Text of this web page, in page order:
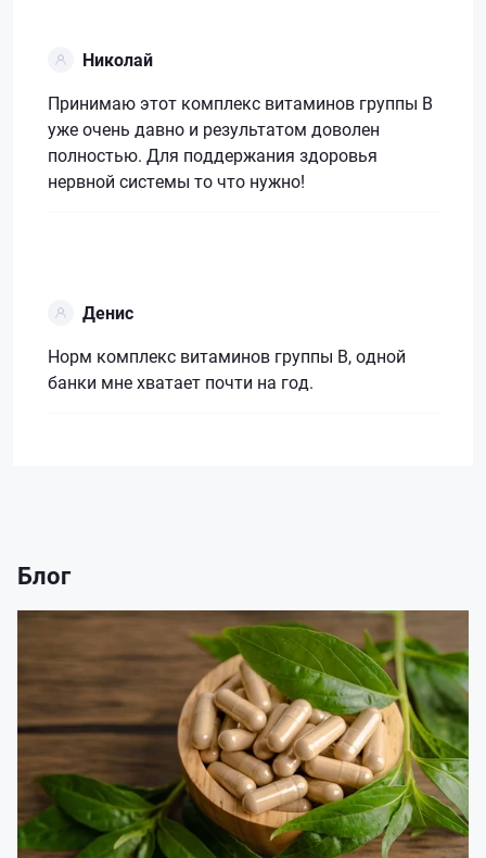
Николай
Принимаю этот комплекс витаминов группы В
уже очень давно и результатом доволен
полностью. Для поддержания здоровья
нервной системы то что нужно!
Денис
Норм комплекс витаминов группы В, одной
банки мне хватает почти на год.
Блог